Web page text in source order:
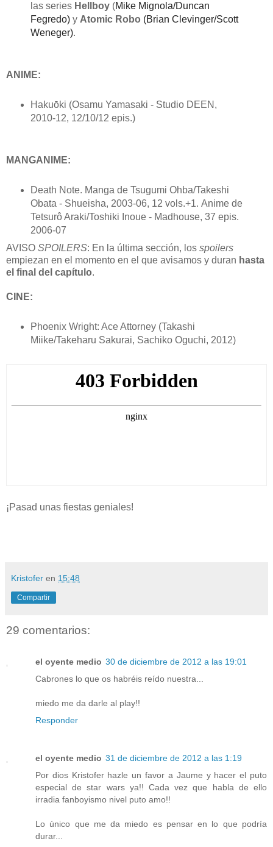
las series Hellboy(Mike Mignola/Duncan
Fegredo) y Atomic Robo (Brian Clevinger/Scott
Weneger).
ANIME:
Hakuōki (Osamu Yamasaki - Studio DEEN,
2010-12, 12/10/12 epis.)
MANGANIME:
Death Note. Manga de Tsugumi Ohba/Takeshi
Obata - Shueisha, 2003-06, 12 vols.+1. Anime de
Tetsurô Araki/Toshiki Inoue - Madhouse, 37 epis.
2006-07
AVISO SPOILERS: En la última sección, los spoilers
empiezan en el momento en el que avisamos y duran hasta
el final del capítulo.
CINE:
Phoenix Wright: Ace Attorney (Takashi
Miike/Takeharu Sakurai, Sachiko Oguchi, 2012)
¡Pasad unas fiestas geniales!
Kristofer en 15:48
Compartir
29 comentarios:
el oyente medio 30 de diciembre de 2012 a las 19:01
Cabrones lo que os habréis reído nuestra...
miedo me da darle al play!!
Responder
el oyente medio 31 de diciembre de 2012 a las 1:19
Por dios Kristofer hazle un favor a Jaume y hacer el puto
especial de star wars ya!! Cada vez que habla de ello
irradia fanboyismo nivel puto amo!!
Lo único que me da miedo es pensar en lo que podría
durar...